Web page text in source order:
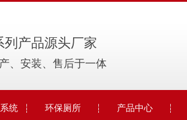
产品源头厂家
、安装、售后于一体
统 环保厕所 产品中心